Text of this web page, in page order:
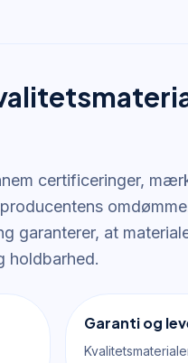
certificeringer,
garanterer, at
holdbarhed.
Garanti og